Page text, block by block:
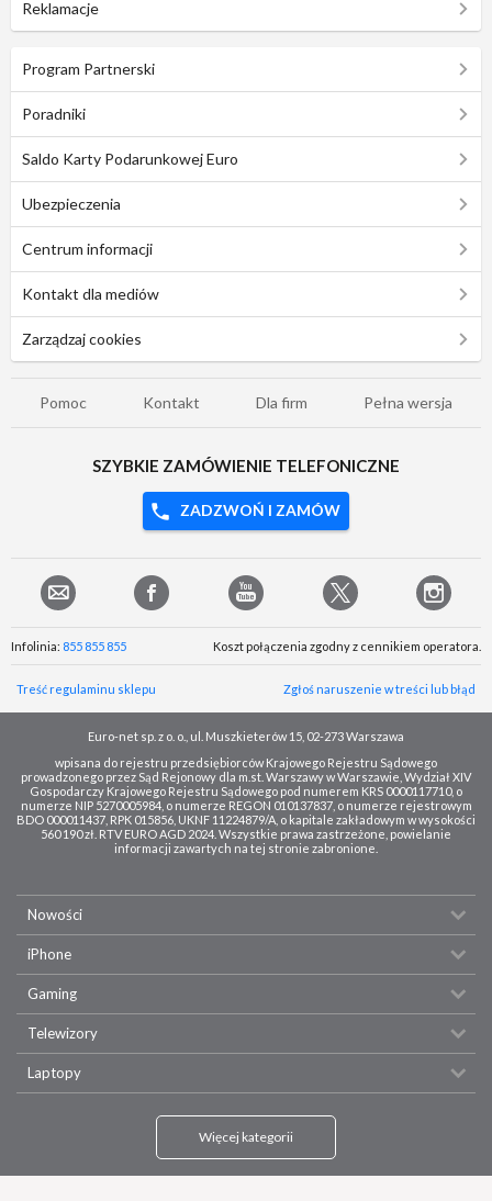
Reklamacje
Program Partnerski
Poradniki
Saldo Karty Podarunkowej Euro
Ubezpieczenia
Centrum informacji
Kontakt dla mediów
Zarządzaj cookies
Pomoc Kontakt Dla firm Pełna wersja
SZYBKIE ZAMÓWIENIE TELEFONICZNE
ZADZWOŃ I ZAMÓW
Infolinia: 855 855 855 Koszt połączenia zgodny z cennikiem operatora.
Treść regulaminu sklepu Zgłoś naruszenie w treści lub błąd
Euro-net sp. z o. o., ul. Muszkieterów 15, 02-273 Warszawa
wpisana do rejestru przedsiębiorców Krajowego Rejestru Sądowego
prowadzonego przez Sąd Rejonowy dla m.st. Warszawy w Warszawie, Wydział XIV
Gospodarczy Krajowego Rejestru Sądowego pod numerem KRS 0000117710, o
numerze NIP 5270005984, o numerze REGON 010137837, o numerze rejestrowym
BDO 000011437, RPK 015856, UKNF 11224879/A, o kapitale zakładowym w wysokości
560 190 zł. RTV EURO AGD 2024. Wszystkie prawa zastrzeżone, powielanie
informacji zawartych na tej stronie zabronione.
Nowości
iPhone
Gaming
Telewizory
Laptopy
Więcej kategorii